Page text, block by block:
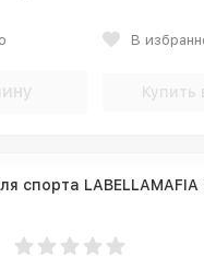
В
Купить
спорта